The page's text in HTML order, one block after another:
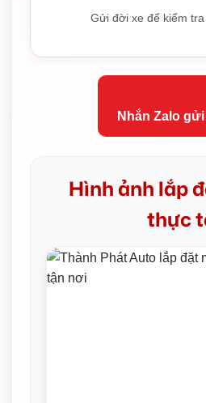
Gửi đời xe để kiểm
Nhắn Zalo
Hình ảnh lắp
thực